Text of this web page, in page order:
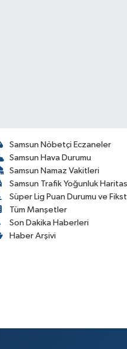
Samsun Nöbetçi Eczaneler
Samsun Hava Durumu
Samsun Namaz Vakitleri
Samsun Trafik Yoğunluk
Süper Lig Puan Durumu ve
Tüm Manşetler
Son Dakika Haberleri
Haber Arşivi